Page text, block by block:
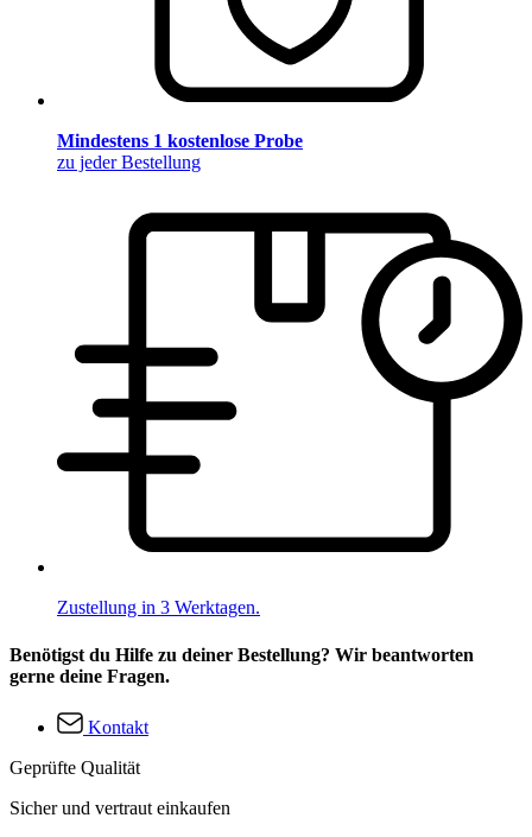
Mindestens 1 kostenlose Probe
zu jeder Bestellung
Zustellung in 3 Werktagen.
Benötigst du Hilfe zu deiner Bestellung? Wir beantworten
gerne deine Fragen.
Kontakt
Geprüfte Qualität
Sicher und vertraut einkaufen